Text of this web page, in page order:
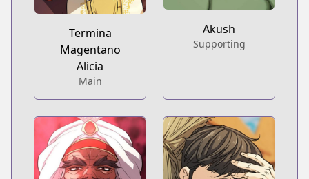
Termina
Magentano
Alicia
Main
Akush
Supporting